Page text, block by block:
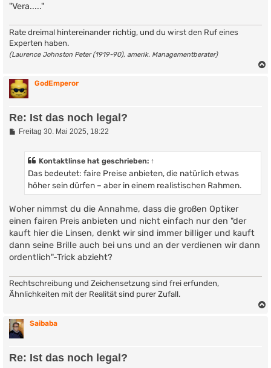
"Vera....."
Rate dreimal hintereinander richtig, und du wirst den Ruf eines
Experten haben.
(Laurence Johnston Peter (1919-90), amerik. Managementberater)
GodEmperor
Re: Ist das noch legal?
BFreitag 30. Mai 2025, 18:22
Kontaktlinse hat geschrieben: ↑
Das bedeutet: faire Preise anbieten, die natürlich etwas
höher sein dürfen – aber in einem realistischen Rahmen.
Woher nimmst du die Annahme, dass die großen Optiker
einen fairen Preis anbieten und nicht einfach nur den "der
kauft hier die Linsen, denkt wir sind immer billiger und kauft
dann seine Brille auch bei uns und an der verdienen wir dann
ordentlich"-Trick abzieht?
Rechtschreibung und Zeichensetzung sind frei erfunden,
Ähnlichkeiten mit der Realität sind purer Zufall.
Saibaba
Re: Ist das noch legal?